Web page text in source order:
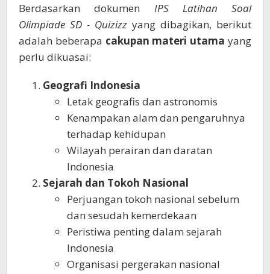
Berdasarkan dokumen IPS Latihan Soal
Olimpiade SD - Quizizz yang dibagikan, berikut
adalah beberapa cakupan materi utama yang
perlu dikuasai:
Geografi Indonesia
Letak geografis dan astronomis
Kenampakan alam dan pengaruhnya
terhadap kehidupan
Wilayah perairan dan daratan
Indonesia
Sejarah dan Tokoh Nasional
Perjuangan tokoh nasional sebelum
dan sesudah kemerdekaan
Peristiwa penting dalam sejarah
Indonesia
Organisasi pergerakan nasional